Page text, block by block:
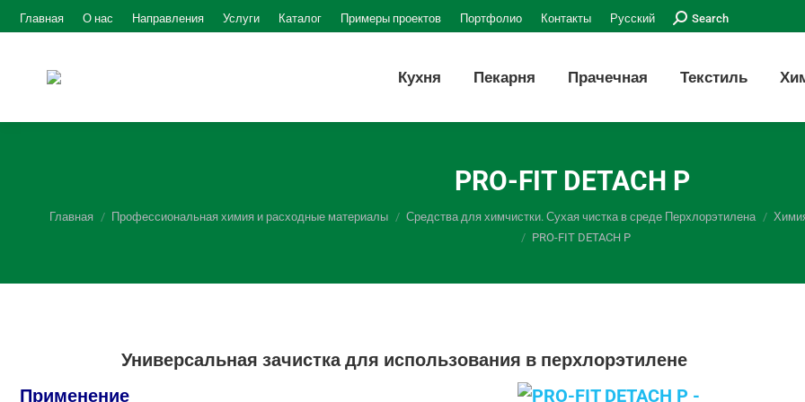
Главная О нас Направления Услуги Каталог Примеры проектов Портфолио Контакты Русский Поиск:Search
Кухня Пекарня Прачечная Текстиль
PRO-FIT DETACH P
Вы здесь:
Главная Профессиональная химия и расходные материалы Средства для химчистки. Сухая чистка в среде Перхлорэтилена
PRO-FIT DETACH P
Универсальная зачистка для использования в перхлорэтилене
Применение